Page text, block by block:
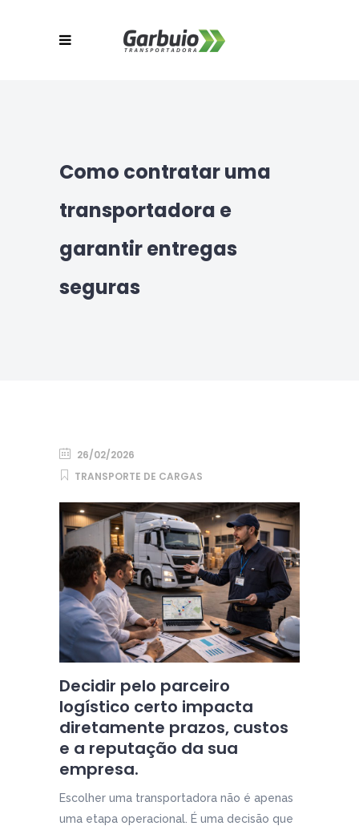
Como contratar uma
transportadora e
garantir entregas
seguras
26/02/2026
TRANSPORTE DE CARGAS
Decidir pelo parceiro
logístico certo impacta
diretamente prazos, custos
e a reputação da sua
empresa.
Escolher uma transportadora não é apenas
uma etapa operacional. É uma decisão que